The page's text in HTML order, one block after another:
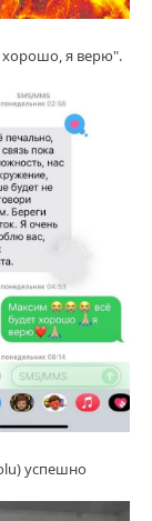
хорошо, я верю".
успешно